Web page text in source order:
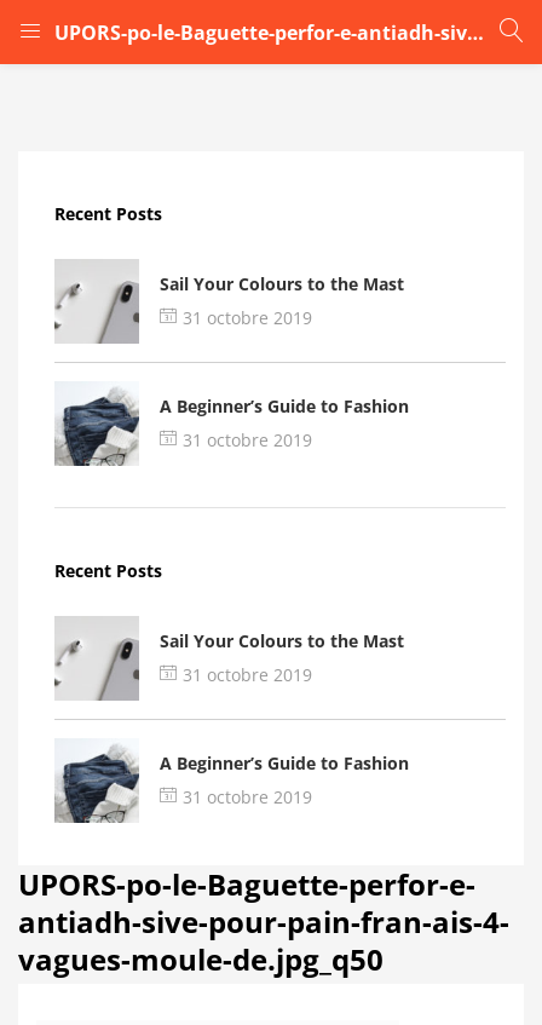
UPORS-po-le-Baguette-perfor-e-antiadh-sive-pour-pain-fran-ais-4-vagues-moule-de.jpg_q50
LOGIN
Remember me
Login
Recent Posts
Sail Your Colours to the Mast
31 octobre 2019
A Beginner’s Guide to Fashion
31 octobre 2019
Recent Posts
Sail Your Colours to the Mast
31 octobre 2019
A Beginner’s Guide to Fashion
31 octobre 2019
UPORS-po-le-Baguette-perfor-e-
antiadh-sive-pour-pain-fran-ais-4-
vagues-moule-de.jpg_q50